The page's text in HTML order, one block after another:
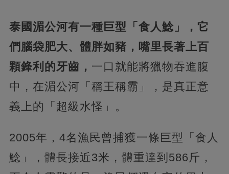
泰國湄公河有一種巨型「食人鯰」，它
們腦袋肥大、體胖如豬，嘴里長著上百
顆鋒利的牙齒， 一口就能將獵物吞進腹
中，在湄公河「稱王稱霸」，是真正意
義上的「超級水怪」。
2005年，4名漁民曾捕獲一條巨型「食人
鯰」，體長接近3米，體重達到586斤，